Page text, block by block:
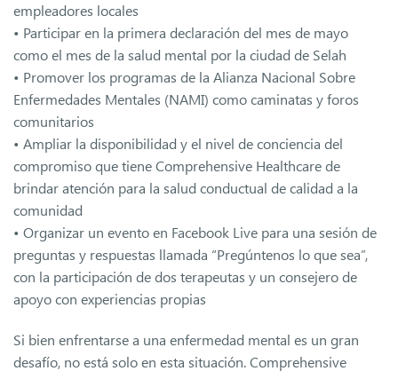
empleadores locales
• Participar en la primera declaración del mes de mayo
como el mes de la salud mental por la ciudad de Selah
• Promover los programas de la Alianza Nacional Sobre
Enfermedades Mentales (NAMI) como caminatas y foros
comunitarios
• Ampliar la disponibilidad y el nivel de conciencia del
compromiso que tiene Comprehensive Healthcare de
brindar atención para la salud conductual de calidad a la
comunidad
• Organizar un evento en Facebook Live para una sesión de
preguntas y respuestas llamada “Pregúntenos lo que sea”,
con la participación de dos terapeutas y un consejero de
apoyo con experiencias propias
Si bien enfrentarse a una enfermedad mental es un gran
desafío, no está solo en esta situación. Comprehensive